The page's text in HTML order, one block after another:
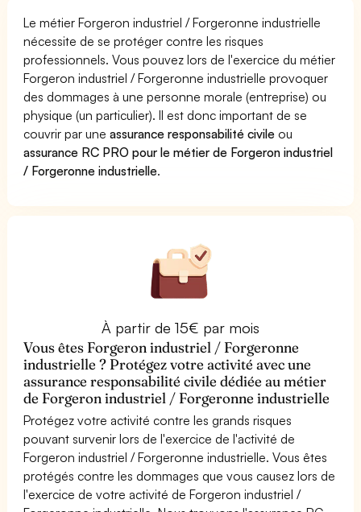
Le métier Forgeron industriel / Forgeronne industrielle
nécessite de se protéger contre les risques
professionnels. Vous pouvez lors de l'exercice du métier
Forgeron industriel / Forgeronne industrielle provoquer
des dommages à une personne morale (entreprise) ou
physique (un particulier). Il est donc important de se
couvrir par uneassurance responsabilité civile ou
assurance RC PRO pour le métier de Forgeron industriel
/ Forgeronne industrielle.
À partir de 15€ par mois
Vous êtes Forgeron industriel / Forgeronne
industrielle ? Protégez votre activité avec une
assurance responsabilité civile dédiée au métier
de Forgeron industriel / Forgeronne industrielle
Protégez votre activité contre les grands risques
pouvant survenir lors de l'exercice de l'activité de
Forgeron industriel / Forgeronne industrielle. Vous êtes
protégés contre les dommages que vous causez lors de
l'exercice de votre activité de Forgeron industriel /